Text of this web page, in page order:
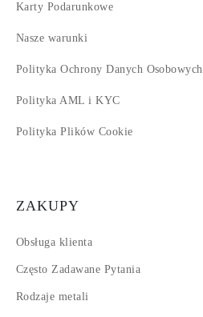
Karty Podarunkowe
Nasze warunki
Polityka Ochrony Danych Osobowych
Polityka AML i KYC
Polityka Plików Cookie
ZAKUPY
Obsługa klienta
Często Zadawane Pytania
Rodzaje metali